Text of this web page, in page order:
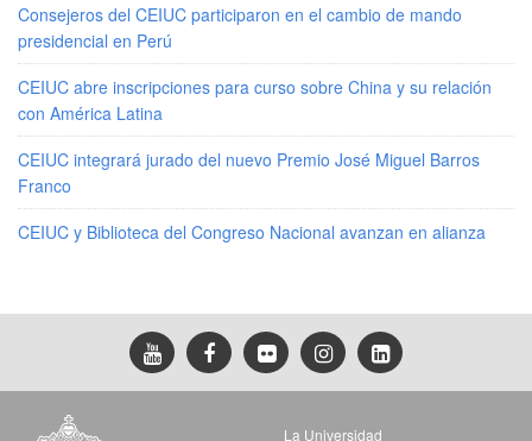
Consejeros del CEIUC participaron en el cambio de mando
presidencial en Perú
CEIUC abre inscripciones para curso sobre China y su relación
con América Latina
CEIUC integrará jurado del nuevo Premio José Miguel Barros
Franco
CEIUC y Biblioteca del Congreso Nacional avanzan en alianza
La Universidad